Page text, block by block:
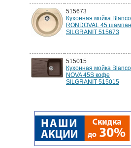
515673
Кухонная мойка Blanco
RONDOVAL 45
SILGRANIT 515673
515015
Кухонная мойка Blanco
NOVA 45S кофе
SILGRANIT 515015